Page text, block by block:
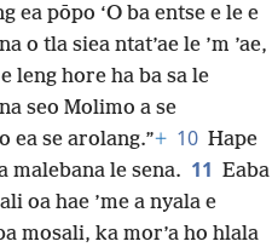
ea pōpo ‘O ba entse e le e
o tla siea ntat’ae le ’m ’ae,
e leng hore ha ba sa le
seo Molimo a se
ea se arolang.”+ 10 Hape
malebana le sena. 11 Eaba
oa hae ’me a nyala e
mosali, ka mor’a ho hlala